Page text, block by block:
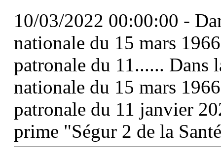
10/03/2022 00:00:00 -
nationale du 15 mars
patronale du 11...... Dans
nationale du 15 mars
patronale du 11 janvier
prime "Ségur 2 de la